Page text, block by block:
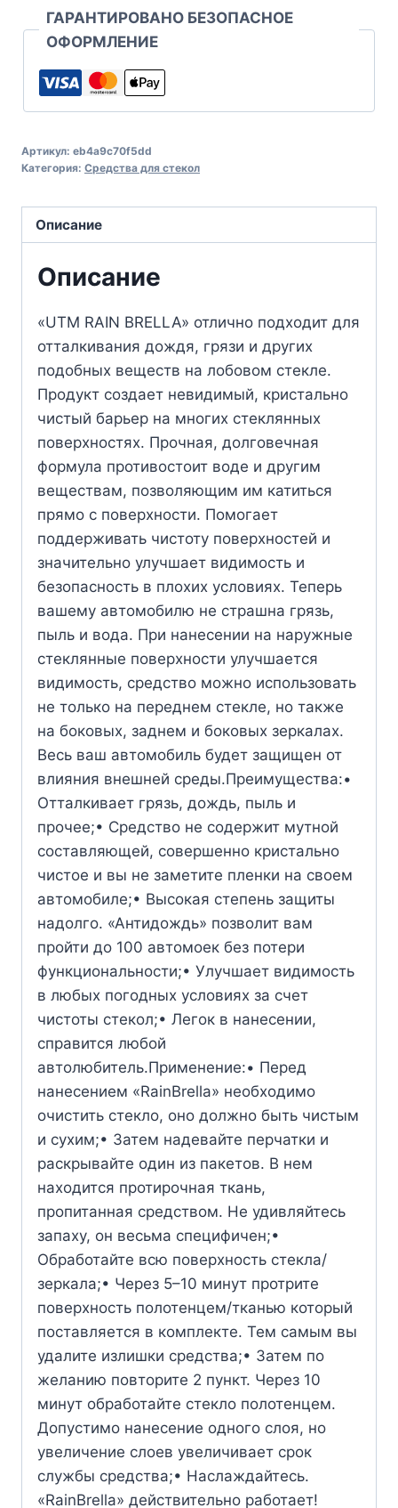
ГАРАНТИРОВАНО БЕЗОПАСНОЕ
ОФОРМЛЕНИЕ
Артикул: eb4a9c70f5dd
Категория: Средства для стекол
Описание
Описание
«UTM RAIN BRELLA» отлично подходит для
отталкивания дождя, грязи и других
подобных веществ на лобовом стекле.
Продукт создает невидимый, кристально
чистый барьер на многих стеклянных
поверхностях. Прочная, долговечная
формула противостоит воде и другим
веществам, позволяющим им катиться
прямо с поверхности. Помогает
поддерживать чистоту поверхностей и
значительно улучшает видимость и
безопасность в плохих условиях. Теперь
вашему автомобилю не страшна грязь,
пыль и вода. При нанесении на наружные
стеклянные поверхности улучшается
видимость, средство можно использовать
не только на переднем стекле, но также
на боковых, заднем и боковых зеркалах.
Весь ваш автомобиль будет защищен от
влияния внешней среды.Преимущества:•
Отталкивает грязь, дождь, пыль и
прочее;• Средство не содержит мутной
составляющей, совершенно кристально
чистое и вы не заметите пленки на своем
автомобиле;• Высокая степень защиты
надолго. «Антидождь» позволит вам
пройти до 100 автомоек без потери
функциональности;• Улучшает видимость
в любых погодных условиях за счет
чистоты стекол;• Легок в нанесении,
справится любой
автолюбитель.Применение:• Перед
нанесением «RainBrella» необходимо
очистить стекло, оно должно быть чистым
и сухим;• Затем надевайте перчатки и
раскрывайте один из пакетов. В нем
находится протирочная ткань,
пропитанная средством. Не удивляйтесь
запаху, он весьма специфичен;•
Обработайте всю поверхность стекла/
зеркала;• Через 5–10 минут протрите
поверхность полотенцем/тканью который
поставляется в комплекте. Тем самым вы
удалите излишки средства;• Затем по
желанию повторите 2 пункт. Через 10
минут обработайте стекло полотенцем.
Допустимо нанесение одного слоя, но
увеличение слоев увеличивает срок
службы средства;• Наслаждайтесь.
«RainBrella» действительно работает!